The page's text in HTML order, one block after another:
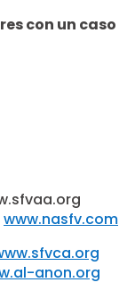
con un caso
www.nasfv.com
anon.org